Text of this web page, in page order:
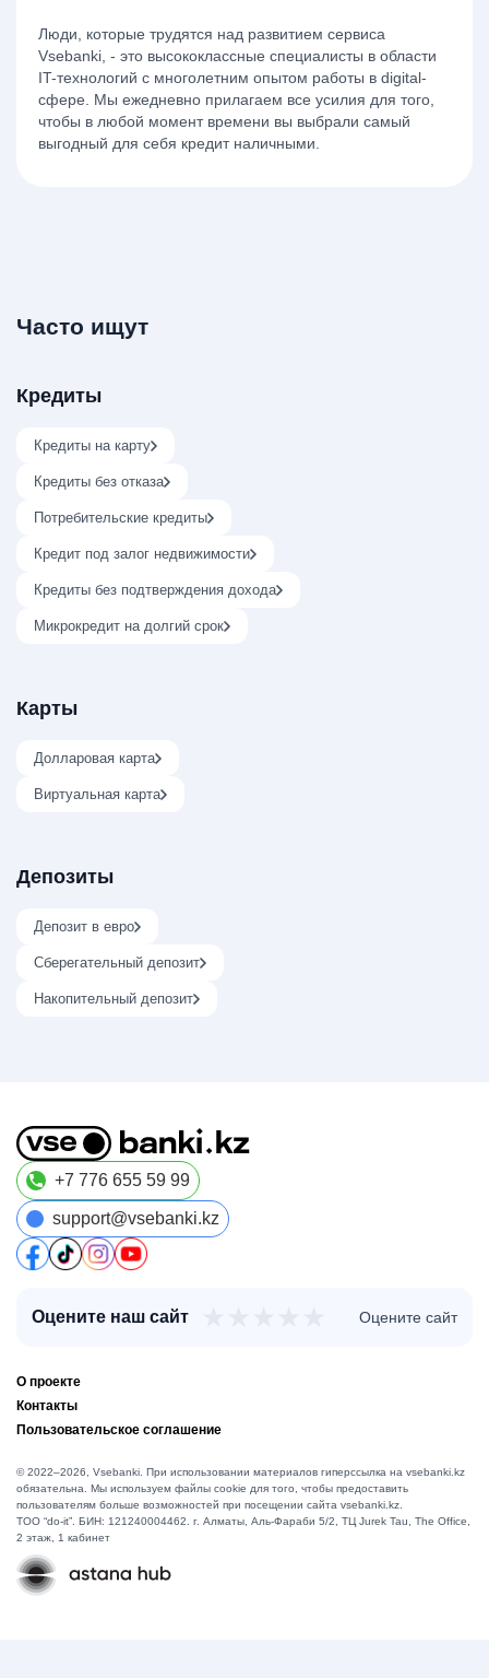
Люди, которые трудятся над развитием сервиса
Vsebanki, - это высококлассные специалисты в области
IT-технологий с многолетним опытом работы в digital-
сфере. Мы ежедневно прилагаем все усилия для того,
чтобы в любой момент времени вы выбрали самый
выгодный для себя кредит наличными.
Часто ищут
Кредиты
Кредиты на карту
Кредиты без отказа
Потребительские кредиты
Кредит под залог недвижимости
Кредиты без подтверждения дохода
Микрокредит на долгий срок
Карты
Долларовая карта
Виртуальная карта
Депозиты
Депозит в евро
Сберегательный депозит
Накопительный депозит
+7 776 655 59 99
support@vsebanki.kz
Оцените наш сайт Оцените сайт
О проекте
Контакты
Пользовательское соглашение
© 2022–2026, Vsebanki. При использовании материалов гиперссылка на vsebanki.kz
обязательна. Мы используем файлы cookie для того, чтобы предоставить
пользователям больше возможностей при посещении сайта vsebanki.kz.
TOO “do-it”. БИН: 121240004462. г. Алматы, ​Аль-Фараби 5/2, ТЦ Jurek Tau, The Office,
2 этаж, 1 кабинет